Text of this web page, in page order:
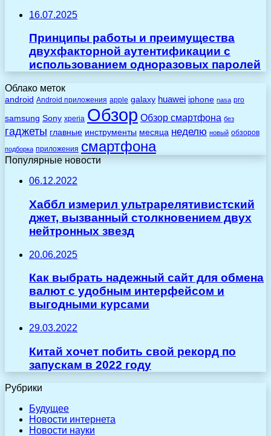
16.07.2025
Принципы работы и преимущества
двухфакторной аутентификации с
использованием одноразовых паролей
Облако меток
android Android приложения apple galaxy huawei iphone nasa pro
samsung Sony xperia Обзор Обзор смартфона без
гаджеты главные инструменты месяца неделю новый обзоров
подборка приложения смартфона
Популярные новости
06.12.2022
Хаббл измерил ультрарелятивистский
джет, вызванный столкновением двух
нейтронных звезд
20.06.2025
Как выбрать надежный сайт для обмена
валют с удобным интерфейсом и
выгодными курсами
29.03.2022
Китай хочет побить свой рекорд по
запускам в 2022 году
Рубрики
Будущее
Новости интернета
Новости науки